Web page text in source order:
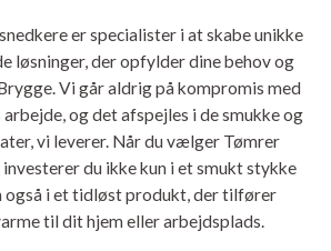
er specialister i at skabe unikke
løsninger, der opfylder dine behov og
Vi går aldrig på kompromis med
og det afspejles i de smukke og
vi leverer. Når du vælger Tømrer
du ikke kun i et smukt stykke
også i et tidløst produkt, der tilfører
til dit hjem eller arbejdsplads.